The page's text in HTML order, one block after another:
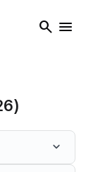
search menu
keyboard_arrow_down